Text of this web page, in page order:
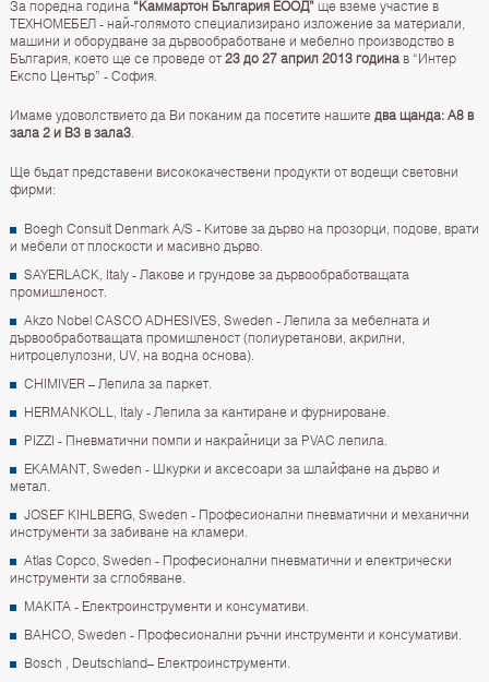
За поредна година “Каммартон България ЕООД”ще вземе участие в
ТЕХНОМЕБЕЛ - най-голямото специализирано изложение за материали,
машини и оборудване за дървообработване и мебелно производство в
България, което ще се проведе от 23 до 27 април 2013 годинав “Интер
Експо Център” - София.
Имаме удоволствието да Ви поканим да посетите нашите два щанда: А8 в
зала 2 и В3 в зала3.
Ще бъдат представени висококачествени продукти от водещи световни
фирми:
Boegh Consult Denmark A/S - Китове за дърво на прозорци, подове, врати
и мебели от плоскости и масивно дърво.
SAYERLACK, Italy - Лакове и грундове за дървообработващата
промишленост.
Akzo Nobel CASCO ADHESIVES, Sweden - Лепила за мебелната и
дървообработващата промишленост (полиуретанови, акрилни,
нитроцелулозни, UV, на водна основа).
CHIMIVER – Лепила за паркет.
HERMANKOLL, Italy - Лепила за кантиране и фурнироване.
PIZZI - Пневматични помпи и накрайници за PVAC лепила.
EKAMANT, Sweden - Шкурки и аксесоари за шлайфане на дърво и
метал.
JOSEF KIHLBERG, Sweden - Професионални пневматични и механични
инструменти за забиване на кламери.
Atlas Copco, Sweden - Професионални пневматични и електрически
инструменти за сглобяване.
MAKITA - Електроинструменти и консумативи.
BAHCO, Sweden - Професионални ръчни инструменти и консумативи.
Bosch , Deutschland– Електроинструменти.